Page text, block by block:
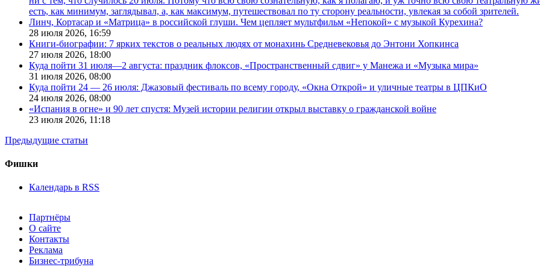
есть, как минимум, заглядывал, а, как максимум, путешествовал по ту сторону реальности, увлекая за собой зрителей.
Линч, Кортасар и «Матрица» в российской глуши. Чем цепляет мультфильм «Непокой» с музыкой Курехина?
28 июля 2026, 16:59
Книги-биографии: 7 ярких текстов о реальных людях от монахинь Средневековья до Энтони Хопкинса
27 июля 2026, 18:00
Куда пойти 31 июля—2 августа: праздник флоксов, «Пространственный сдвиг» у Манежа и «Музыка мира»
31 июля 2026, 08:00
Куда пойти 24 — 26 июля: Джазовый фестиваль по всему городу, «Окна Открой» и уличные театры в ЦПКиО
24 июля 2026, 08:00
«Испания в огне» и 90 лет спустя: Музей истории религии открыл выставку о гражданской войне
23 июля 2026, 11:18
Предыдущие статьи
Фишки
Календарь в RSS
Партнёры
О сайте
Контакты
Реклама
Бизнес-трибуна